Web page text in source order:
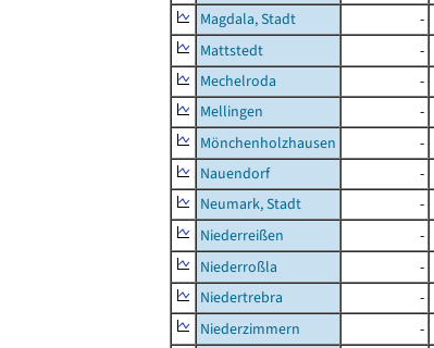
Magdala, Stadt
-
Mattstedt
-
Mechelroda
-
Mellingen
-
Mönchenholzhausen
-
Nauendorf
-
Neumark, Stadt
-
Niederreißen
-
Niederroßla
-
Niedertrebra
-
Niederzimmern
-